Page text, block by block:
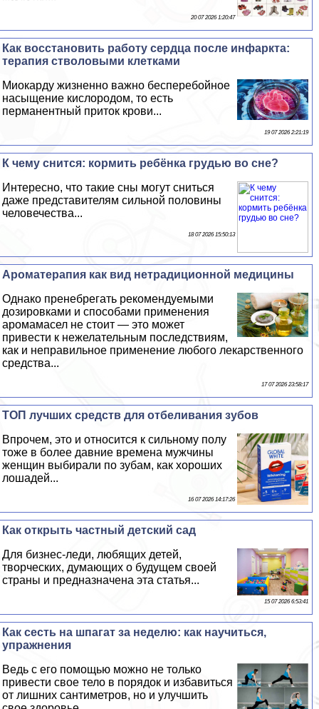
20 07 2026 1:20:47
Как восстановить работу сердца после инфаркта:
терапия стволовыми клетками
Миокарду жизненно важно бесперебойное
насыщение кислородом, то есть
перманентный приток крови...
19 07 2026 2:21:19
К чему снится: кормить ребёнка гpyдью во сне?
Интересно, что такие сны могут сниться
даже представителям сильной половины
человечества...
18 07 2026 15:50:13
Ароматерапия как вид нетрадиционной медицины
Однако пренебрегать рекомендуемыми
дозировками и способами применения
аромамасел не стоит — это может
привести к нежелательным последствиям,
как и неправильное применение любого лекарственного
средства...
17 07 2026 23:58:17
ТОП лучших средств для отбеливания зубов
Впрочем, это и относится к сильному полу
тоже в более давние времена мужчины
женщин выбирали по зубам, как хороших
лошадей...
16 07 2026 14:17:26
Как открыть частный детский сад
Для бизнес-леди, любящих детей,
творческих, думающих о будущем своей
страны и предназначена эта статья...
15 07 2026 6:53:41
Как сесть на шпагат за неделю: как научиться,
упражнения
Ведь с его помощью можно не только
привести свое тело в порядок и избавиться
от лишних сантиметров, но и улучшить